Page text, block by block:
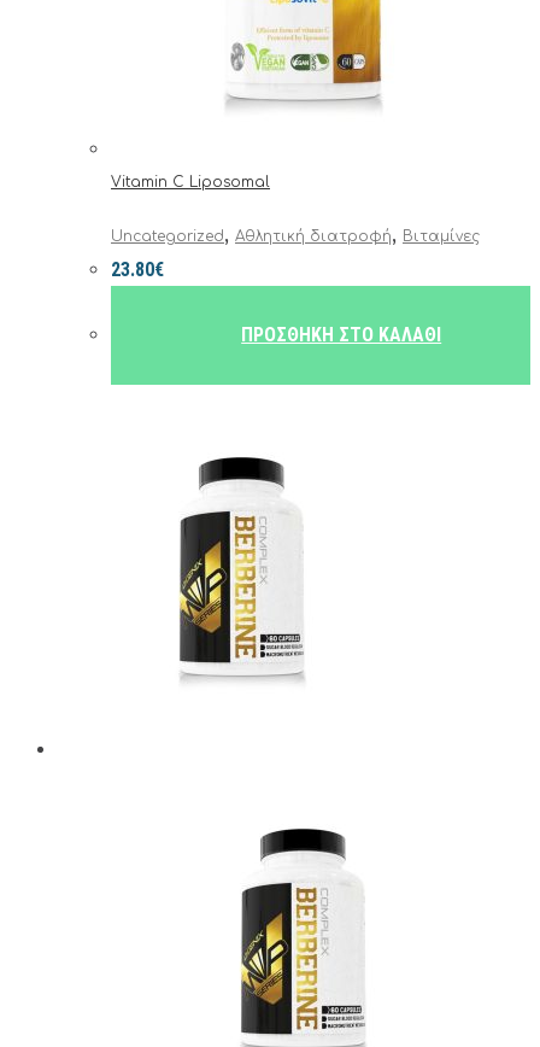
Vitamin C Liposomal
Uncategorized, Αθλητική διατροφή, Βιταμίνες
23.80€
ΠΡΟΣΘΉΚΗ ΣΤΟ ΚΑΛΆΘΙ